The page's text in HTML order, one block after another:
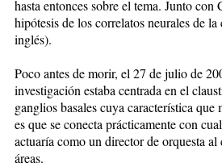
hasta entonces sobre el tema. Junto
hipótesis de los correlatos neurales de
inglés).
Poco antes de morir, el 27 de julio de
investigación estaba centrada en el
ganglios basales cuya característica
es que se conecta prácticamente con
actuaría como un director de orquesta
áreas.